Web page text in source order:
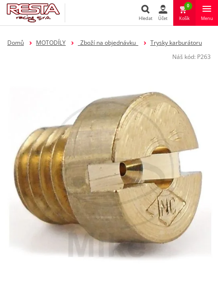
Hledat
Hledat Účet
0
Košík Menu
Domů MOTODÍLY _Zboží na objednávku_
Trysky karburátoru
Náš kód: P263